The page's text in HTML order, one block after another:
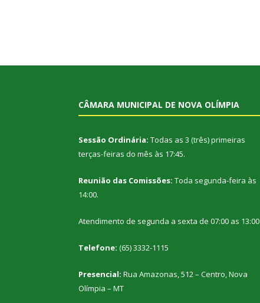
CÂMARA MUNICIPAL DE NOVA OLÍMPIA
Sessão Ordinária: Todas as 3 (três) primeiras
terças-feiras do mês às 17:45.
Reunião das Comissões: Toda segunda-feira às
14:00.
Atendimento de segunda a sexta de 07:00 as 13:00
Telefone: (65) 3332-1115
Presencial: Rua Amazonas, 512 – Centro, Nova
Olímpia – MT